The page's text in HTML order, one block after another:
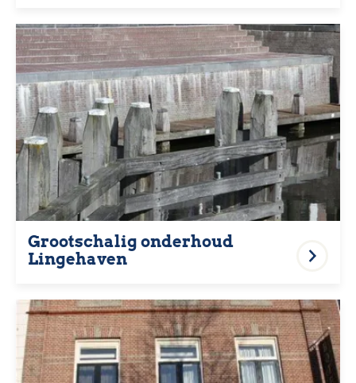
Grootschalig onderhoud
Lingehaven